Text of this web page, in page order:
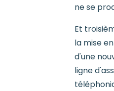
ne se
Et
la mise
d'une
ligne